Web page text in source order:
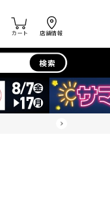
カート 店舗情報
検索